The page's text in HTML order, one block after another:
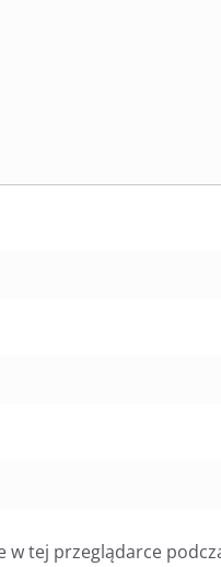
w tej przeglądarce